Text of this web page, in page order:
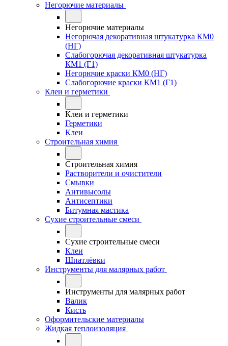
Негорючие материалы
Негорючие материалы
Негорючая декоративная штукатурка КМ0
(НГ)
Слабогорючая декоративная штукатурка
КМ1 (Г1)
Негорючие краски КМ0 (НГ)
Слабогорючие краски КМ1 (Г1)
Клеи и герметики
Клеи и герметики
Герметики
Клеи
Строительная химия
Строительная химия
Растворители и очистители
Смывки
Антивысолы
Антисептики
Битумная мастика
Сухие строительные смеси
Сухие строительные смеси
Клеи
Шпатлёвки
Инструменты для малярных работ
Инструменты для малярных работ
Валик
Кисть
Оформительские материалы
Жидкая теплоизоляция